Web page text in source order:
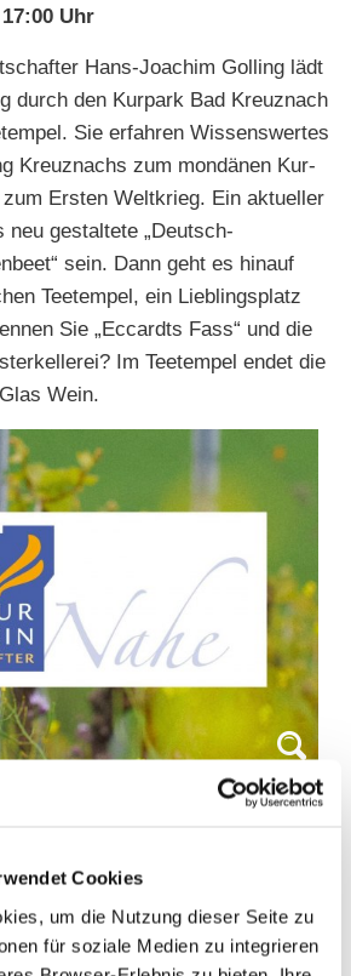
Cookies
um die Nutzung dieser Seite zu
für soziale Medien zu integrieren
Blog
Uhr
Hans-Joachim Golling lädt
durch den Kurpark Bad Kreuznach
Sie erfahren Wissenswertes
Kreuznachs zum mondänen Kur-
Ersten Weltkrieg. Ein aktueller
neu gestaltete „Deutsch-
sein. Dann geht es hinauf
Teetempel, ein Lieblingsplatz
Sie „Eccardts Fass“ und die
Im Teetempel endet die
Wein.